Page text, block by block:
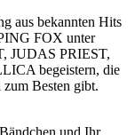
aus bekannten Hits
FOX unter
JUDAS PRIEST,
begeistern, die
Besten gibt.
und Ihr